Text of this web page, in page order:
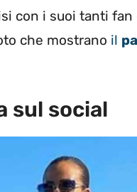
con i suoi tanti
che mostrano il
sul social